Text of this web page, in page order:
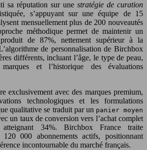
sa réputation sur une stratégie de curation
s’appuyant sur une équipe de 15
mensuellement plus de 200 nouveautés
méthodique permet de maintenir un
de 87%, nettement supérieur à la
de personnalisation de Birchbox
différents, incluant l’âge, le type de peau,
et l’historique des évaluations
exclusivement avec des marques premium,
technologiques et les formulations
qualitative se traduit par un panier moyen
un taux de conversion vers l’achat complet
34%. Birchbox France traite
000 abonnements actifs, positionnant
incontournable du marché français.